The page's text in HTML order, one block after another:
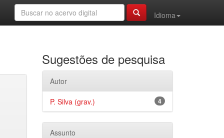
Idioma
Sugestões de pesquisa
Autor
4
P. Silva (grav.)
Assunto